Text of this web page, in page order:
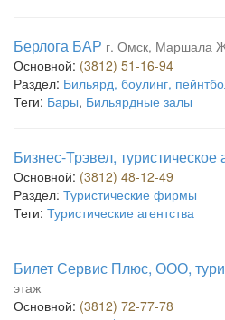
Берлога БАР г. Омск, Маршала
Основной: (3812) 51-16-94
Раздел: Бильярд, боулинг,
Теги: Бары, Бильярдные залы
Бизнес-Трэвел, туристическое
Основной: (3812) 48-12-49
Раздел: Туристические фирмы
Теги: Туристические агентства
Билет Сервис Плюс, ООО,
этаж
Основной: (3812) 72-77-78